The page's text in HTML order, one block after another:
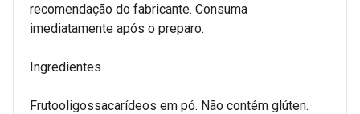
recomendação do fabricante. Consuma
imediatamente após o preparo.
Ingredientes
Frutooligossacarídeos em pó. Não contém glúten.